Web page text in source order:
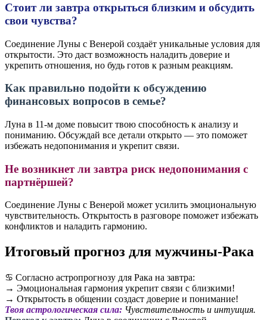
Стоит ли завтра открыться близким и обсудить
свои чувства?
Соединение Луны с Венерой создаёт уникальные условия для
открытости. Это даст возможность наладить доверие и
укрепить отношения, но будь готов к разным реакциям.
Как правильно подойти к обсуждению
финансовых вопросов в семье?
Луна в 11-м доме повысит твою способность к анализу и
пониманию. Обсуждай все детали открыто — это поможет
избежать недопонимания и укрепит связи.
Не возникнет ли завтра риск недопонимания с
партнёршей?
Соединение Луны с Венерой может усилить эмоциональную
чувствительность. Открытость в разговоре поможет избежать
конфликтов и наладить гармонию.
Итоговый прогноз для мужчины-Рака
♋️ Согласно астропрогнозу для Рака на завтра:
→ Эмоциональная гармония укрепит связи с близкими!
→ Открытость в общении создаст доверие и понимание!
Твоя астрологическая сила: Чувствительность и интуиция.